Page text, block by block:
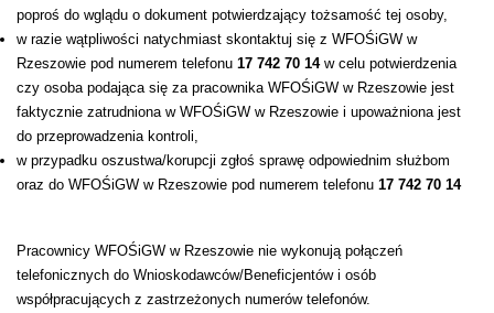
poproś do wglądu o dokument potwierdzający tożsamość tej osoby,
w razie wątpliwości natychmiast skontaktuj się z WFOŚiGW w
Rzeszowie pod numerem telefonu 17 742 70 14 w celu potwierdzenia
czy osoba podająca się za pracownika WFOŚiGW w Rzeszowie jest
faktycznie zatrudniona w WFOŚiGW w Rzeszowie i upoważniona jest
do przeprowadzenia kontroli,
w przypadku oszustwa/korupcji zgłoś sprawę odpowiednim służbom
oraz do WFOŚiGW w Rzeszowie pod numerem telefonu 17 742 70 14
Pracownicy WFOŚiGW w Rzeszowie nie wykonują połączeń
telefonicznych do Wnioskodawców/Beneficjentów i osób
współpracujących z zastrzeżonych numerów telefonów.